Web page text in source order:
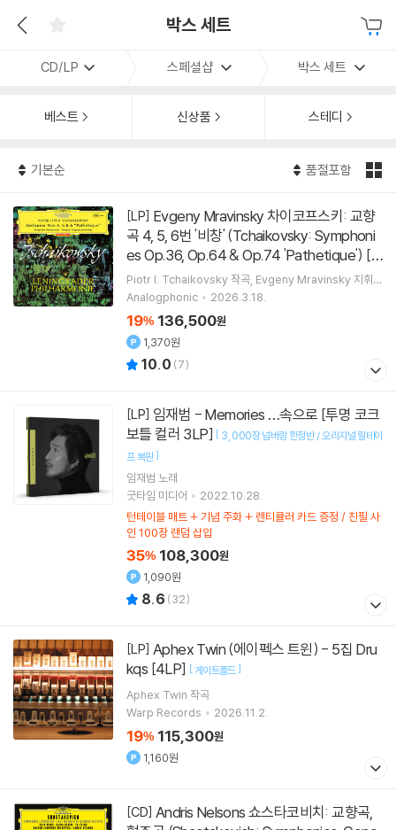
박스 세트
CD/LP 스페셜샵 박스 세트
베스트 신상품 스테디
기본순 품절포함
[LP]
곡 4, 5, 6번 '비창' (Tchaikovsky: Symphoni
es Op.36, Op.64 & Op.74 'Pathetique') [3
LP][ 재발매 ]
Piotr I. Tchaikovsky 작곡 Evgeny Mravinsky 지휘
Leningrad Philharmonic Orchestra
Analogphonic 2026.3.18.
19% 136,500원
1,370원
10.0 (7)
[LP]
보틀 컬러 3LP] [ 3 000장 넘버링 한정반 / 오리지널 릴테이
프 복원 ]
임재범 노래
굿타임 미디어
2022.10.28.
턴테이블 매트 + 기념 주화 + 렌티큘러 카드 증정 / 친필 사
인 100장 랜덤 삽입
35% 108,300원
1,090원
8.6 (32)
[LP]
kqs [4LP] [게이트폴드]
Aphex Twin 작곡
Warp Records
2026.11.2.
19% 115,300원
1,160원
[CD]